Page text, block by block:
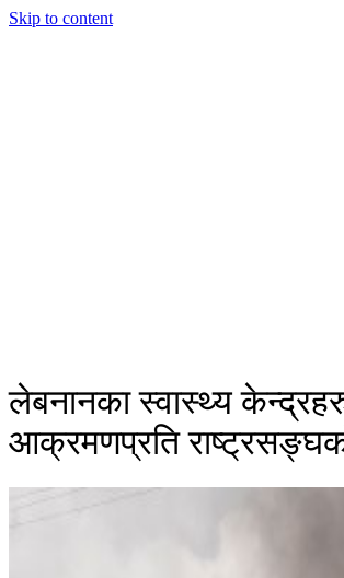
Skip to content
लेबनानका स्वास्थ्य
आक्रमणप्रति